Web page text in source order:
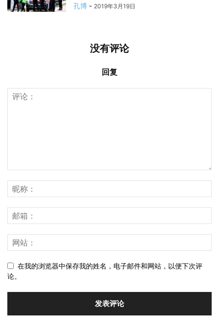
孔博 - 2019年3月19日
没有评论
回复
在我的浏览器中保存我的姓名，电子邮件和网站，以便下次评
论。